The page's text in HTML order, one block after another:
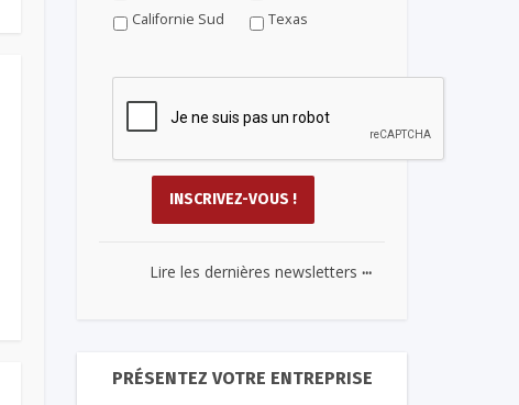
Californie Sud
Texas
Lire les dernières newsletters ...
PRÉSENTEZ VOTRE ENTREPRISE